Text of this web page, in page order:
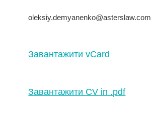
oleksiy.demyanenko@asterslaw.com
Завантажити vCard
Завантажити CV in .pdf